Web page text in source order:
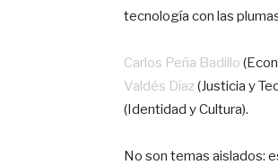
tecnología con las
Carlos Peña Badillo
Valdés Díaz(Justicia y
(Identidad y Cultura).
No son temas aislados: